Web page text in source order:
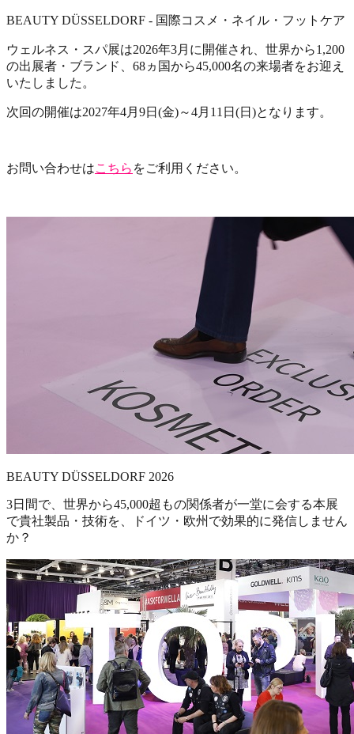
BEAUTY DÜSSELDORF - 国際コスメ・ネイル・フットケア
ウェルネス・スパ展は2026年3月に開催され、世界から1,200
の出展者・ブランド、68ヵ国から45,000名の来場者をお迎え
いたしました。
次回の開催は2027年4月9日(金)～4月11日(日)となります。
お問い合わせはこちら をご利用ください。
BEAUTY DÜSSELDORF 2026
3日間で、世界から45,000超もの関係者が一堂に会する本展
で貴社製品・技術を、ドイツ・欧州で効果的に発信しません
か？